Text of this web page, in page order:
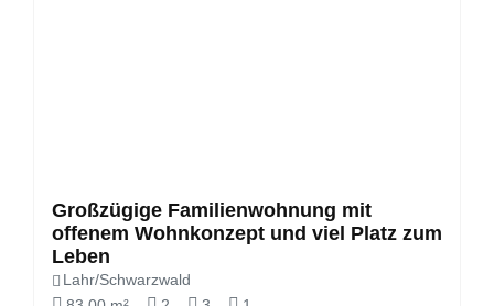
Großzügige Familienwohnung mit
offenem Wohnkonzept und viel Platz zum
Leben
Lahr/Schwarzwald